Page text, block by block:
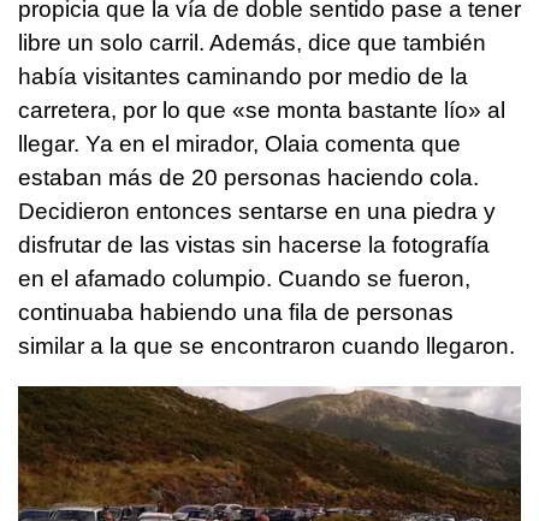
propicia que la vía de doble sentido pase a tener
libre un solo carril. Además, dice que también
había visitantes caminando por medio de la
carretera, por lo que «se monta bastante lío» al
llegar. Ya en el mirador, Olaia comenta que
estaban más de 20 personas haciendo cola.
Decidieron entonces sentarse en una piedra y
disfrutar de las vistas sin hacerse la fotografía
en el afamado columpio. Cuando se fueron,
continuaba habiendo una fila de personas
similar a la que se encontraron cuando llegaron.